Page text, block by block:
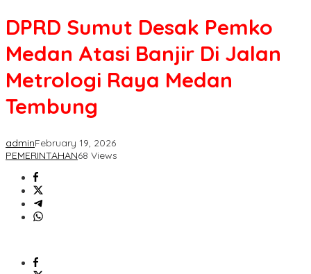
Pemko
Atasi
Di
Jalan
DPRD Sumut Desak Pemko
Medan Atasi Banjir Di Jalan
Metrologi Raya Medan
Tembung
adminFebruary 19, 2026
PEMERINTAHAN68 Views